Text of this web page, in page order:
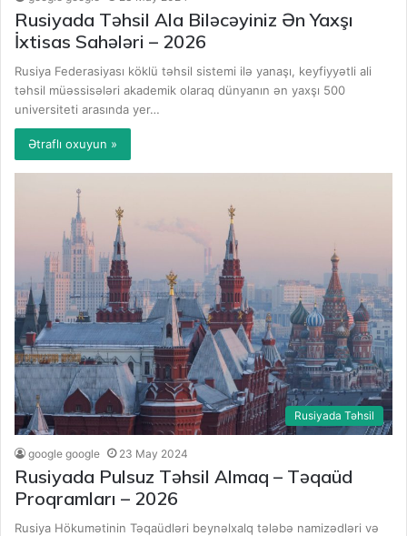
Rusiyada Təhsil Ala Biləcəyiniz Ən Yaxşı
İxtisas Sahələri – 2026
Rusiya Federasiyası köklü təhsil sistemi ilə yanaşı, keyfiyyətli ali
təhsil müəssisələri akademik olaraq dünyanın ən yaxşı 500
universiteti arasında yer…
Ətraflı oxuyun »
Rusiyada Təhsil
google google 23 May 2024
Rusiyada Pulsuz Təhsil Almaq – Təqaüd
Proqramları – 2026
Rusiya Hökumətinin Təqaüdləri beynəlxalq tələbə namizədləri və